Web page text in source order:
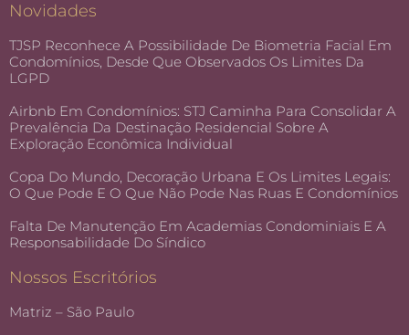
Novidades
TJSP Reconhece A Possibilidade De Biometria Facial Em
Condomínios, Desde Que Observados Os Limites Da
LGPD
Airbnb Em Condomínios: STJ Caminha Para Consolidar A
Prevalência Da Destinação Residencial Sobre A
Exploração Econômica Individual
Copa Do Mundo, Decoração Urbana E Os Limites Legais:
O Que Pode E O Que Não Pode Nas Ruas E Condomínios
Falta De Manutenção Em Academias Condominiais E A
Responsabilidade Do Síndico
Nossos Escritórios
Matriz – São Paulo